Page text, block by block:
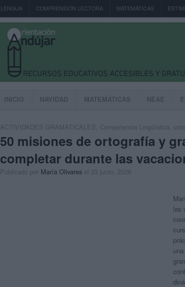
LENGUA COMPRENSIÓN LECTORA MATEMÁTICAS
INICIO NAVIDAD MATEMÁTICAS NEAE
ACTIVIDADES GRAMATICALES Competencia Lingüística
50 misiones de ortografía y
completar durante las
Publicado por María Olivares el 23 junio, 2026
las